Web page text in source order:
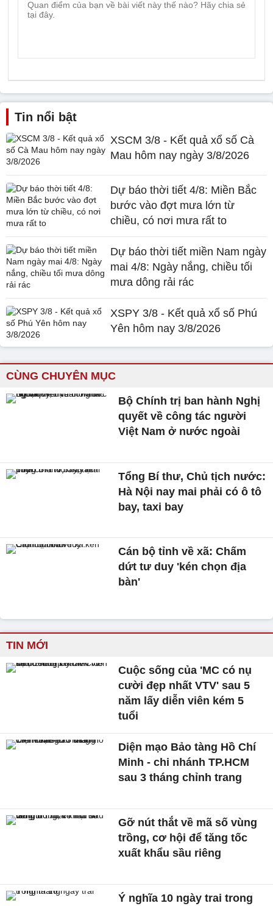
Tin nổi bật
XSCM 3/8 - Kết quả xổ số Cà
Mau hôm nay ngày 3/8/2026
Dự báo thời tiết 4/8: Miền Bắc
bước vào đợt mưa lớn từ
chiều, có nơi mưa rất to
Dự báo thời tiết miền Nam ngày
mai 4/8: Ngày nắng, chiều tối
mưa dông rải rác
XSPY 3/8 - Kết quả xổ số Phú
Yên hôm nay 3/8/2026
CÙNG CHUYÊN MỤC
Bộ Chính trị ban hành Nghị
quyết về công tác người
Việt Nam ở nước ngoài
Tổng Bí thư, Chủ tịch nước:
Hà Nội nay mai phải có ô tô
bay, taxi bay
Cán bộ tỉnh về xã: Chấm
dứt tư duy 'kén chọn địa
bàn'
TIN MỚI
Cuộc sống của 'MC có nụ
cười đẹp nhất VTV' sau 5
năm lấy diễn viên kém 5
tuổi
Diện mạo Bảo tàng Hồ Chí
Minh - chi nhánh TP.HCM
sau 3 tháng chỉnh trang
Gỡ nút thắt về mã số vùng
trồng, cơ hội để tăng tốc
xuất khẩu sầu riêng
Ý nghĩa 10 ngày trai trong